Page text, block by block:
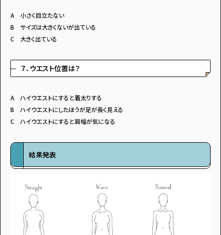
A 小さく目立たない
B サイズは大きくないが出ている
C 大きく出ている
７．ウエスト位置は？
A ハイウエストにすると着太りする
B ハイウエストにしたほうが足が長く見える
C ハイウエストにすると肩幅が気になる
結果発表